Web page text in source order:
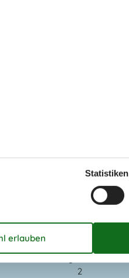
2
Statistiken